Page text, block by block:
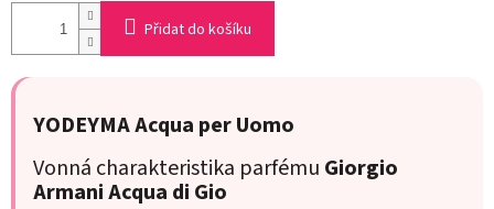
Přidat do košíku
YODEYMA Acqua per Uomo
Vonná charakteristika parfému Giorgio
Armani Acqua di Gio